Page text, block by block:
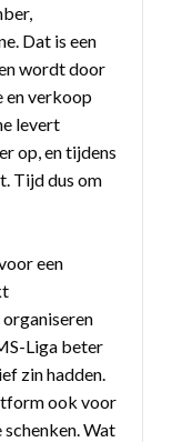
Dat is een
wordt door
en verkoop
levert
op, en tijdens
Tijd dus om
een
organiseren
Liga beter
zin hadden.
ook voor
Wat